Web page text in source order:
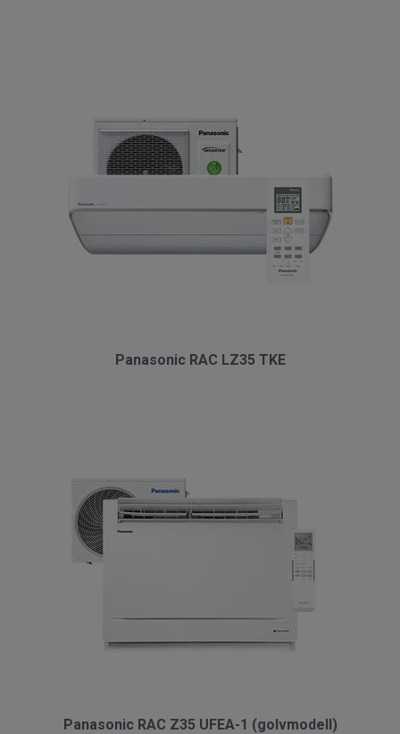
Panasonic RAC LZ35 TKE
Panasonic RAC Z35 UFEA-1 (golvmodell)